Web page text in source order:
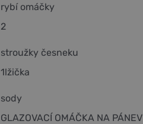
rybí omáčky
2
stroužky česneku
1lžička
sody
GLAZOVACÍ OMÁČKA NA PÁNEV